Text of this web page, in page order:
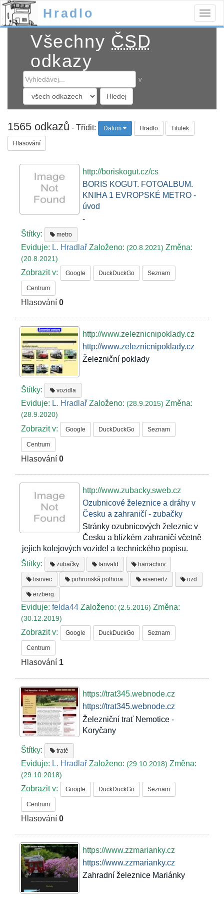
Hradlo
Všechny ČSD
odkazy
v
1565 odkazů - Třídit: Datum Hradlo Titulek
Hlasování
http://boriskogut.cz/cs
BORIS KOGUT. FOTOALBUM.
KNIHA 1 EVROPSKÉ METRO -
úvod
-
Štítky:
metro
Eviduje: L. Hradlař Založeno:(20.8.2021)Změna:
(20.8.2021)
Zobrazit v: Google DuckDuckGo Seznam
Centrum
Hlasování0
http://www.zeleznicnipoklady.cz
http://www.zeleznicnipoklady.cz
Železniční poklady
Štítky: vozidla
Eviduje: L. Hradlař Založeno:(28.9.2015)Změna:
(28.9.2020)
Zobrazit v: Google DuckDuckGo Seznam
Centrum
Hlasování0
http://www.zubacky.sweb.cz
Ozubnicové železnice a dráhy v
Česku a zahraničí - zubačky
Stránky ozubnicových železnic v
Česku a blízkém zahraničí včetně
jejich kolejových vozidel a technického popisu.
Štítky:
zubačky tanvald harrachov
tisovec pohronská polhora eisenertz ozd
erzberg
Eviduje:felda44 Založeno:(2.5.2016)Změna:
(30.12.2019)
Zobrazit v: Google DuckDuckGo Seznam
Centrum
Hlasování 1
https://trat345.webnode.cz
https://trat345.webnode.cz
Železniční trať Nemotice -
Koryčany
Štítky: tratě
Eviduje: L. Hradlař Založeno:(29.10.2018)Změna:
(29.10.2018)
Zobrazit v: Google DuckDuckGo Seznam
Centrum
Hlasování0
https://www.zzmarianky.cz
https://www.zzmarianky.cz
Zahradní železnice Mariánky